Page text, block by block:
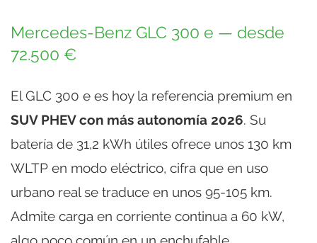
Mercedes-Benz GLC 300 e — desde
72.500 €
El GLC 300 e es hoy la referencia premium en
SUV PHEV con más autonomía 2026. Su
batería de 31,2 kWh útiles ofrece unos 130 km
WLTP en modo eléctrico, cifra que en uso
urbano real se traduce en unos 95-105 km.
Admite carga en corriente continua a 60 kW,